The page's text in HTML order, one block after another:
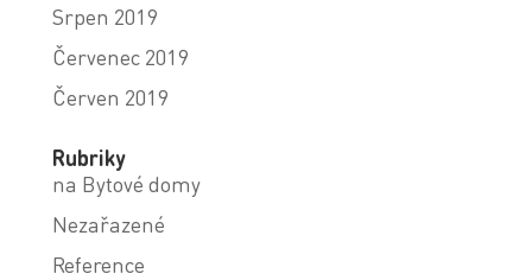
Srpen 2019
Červenec 2019
Červen 2019
Rubriky
na Bytové domy
Nezařazené
Reference